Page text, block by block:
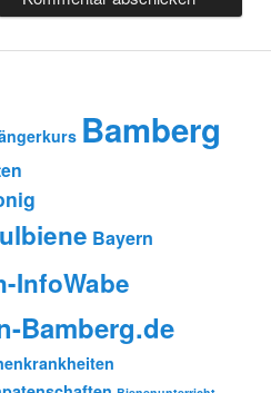
Bamberg
Bayern
InfoWabe
Bamberg.de